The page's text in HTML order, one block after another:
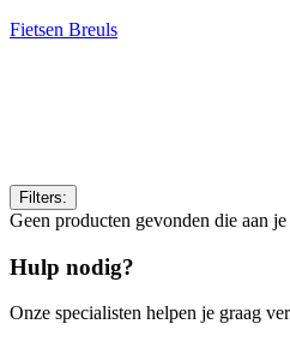
Fietsen Breuls
Filters:
Geen producten gevonden die aan
Hulp nodig?
Onze specialisten helpen je graag